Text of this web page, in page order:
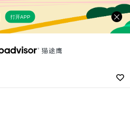
打开APP